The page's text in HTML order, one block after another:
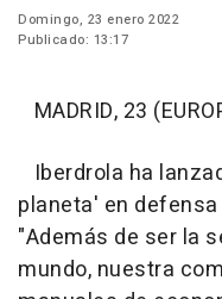
Domingo, 23 enero 2022
Publicado: 13:17
MADRID, 23
Iberdrola ha
planeta' en
"Además de ser la
mundo, nuestra